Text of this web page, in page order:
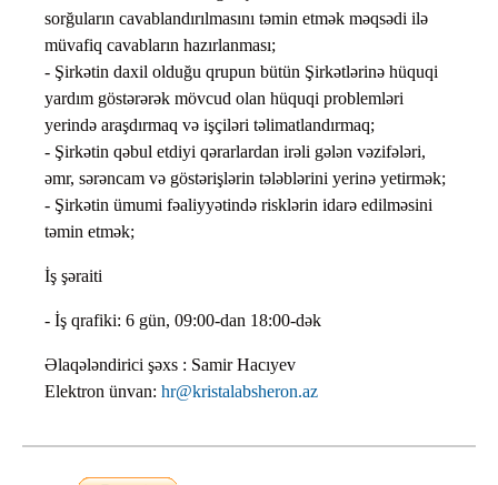
sorğuların cavablandırılmasını təmin etmək məqsədi ilə
müvafiq cavabların hazırlanması;
- Şirkətin daxil olduğu qrupun bütün Şirkətlərinə hüquqi
yardım göstərərək mövcud olan hüquqi problemləri
yerində araşdırmaq və işçiləri təlimatlandırmaq;
- Şirkətin qəbul etdiyi qərarlardan irəli gələn vəzifələri,
əmr, sərəncam və göstərişlərin tələblərini yerinə yetirmək;
- Şirkətin ümumi fəaliyyətində risklərin idarə edilməsini
təmin etmək;
İş şəraiti
- İş qrafiki: 6 gün, 09:00-dan 18:00-dək
Əlaqələndirici şəxs : Samir Hacıyev
Elektron ünvan: hr@kristalabsheron.az